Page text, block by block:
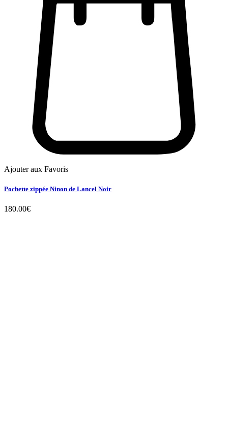
Ajouter aux Favoris
Pochette zippée Ninon de Lancel Noir
180.00€